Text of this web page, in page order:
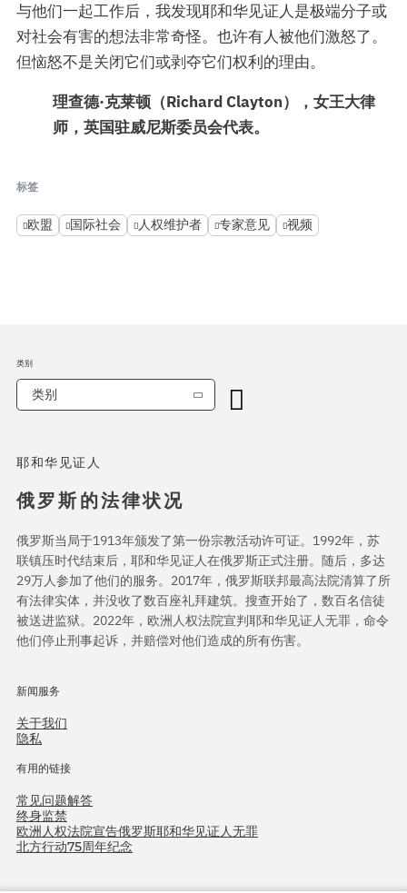
与他们一起工作后，我发现耶和华见证人是极端分子或
对社会有害的想法非常奇怪。也许有人被他们激怒了。
但恼怒不是关闭它们或剥夺它们权利的理由。
理查德·克莱顿（Richard Clayton），女王大律
师，英国驻威尼斯委员会代表。
标签
欧盟 国际社会 人权维护者 专家意见 视频
耶和华见证人
俄罗斯的法律状况
俄罗斯当局于1913年颁发了第一份宗教活动许可证。1992年，苏
联镇压时代结束后，耶和华见证人在俄罗斯正式注册。随后，多达
29万人参加了他们的服务。2017年，俄罗斯联邦最高法院清算了所
有法律实体，并没收了数百座礼拜建筑。搜查开始了，数百名信徒
被送进监狱。2022年，欧洲人权法院宣判耶和华见证人无罪，命令
他们停止刑事起诉，并赔偿对他们造成的所有伤害。
新闻服务
关于我们
隐私
有用的链接
常见问题解答
终身监禁
欧洲人权法院宣告俄罗斯耶和华见证人无罪
北方行动75周年纪念
类别
类别